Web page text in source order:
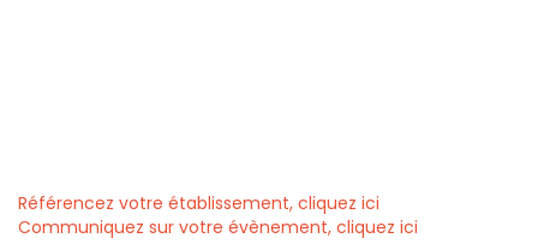
Référencez votre établissement, cliquez ici
Communiquez sur votre évènement, cliquez ici